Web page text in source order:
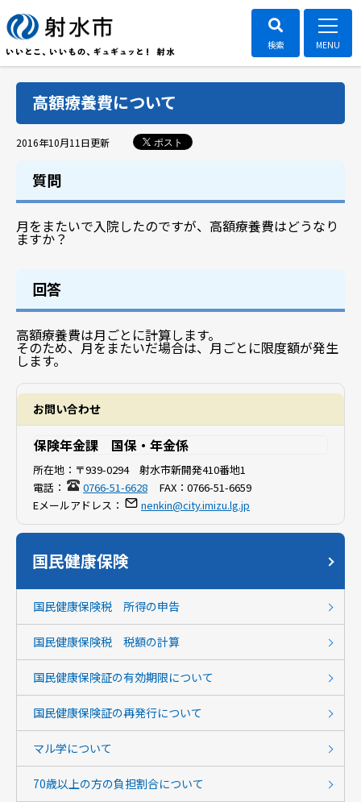
高額療養費について
2016年10月11日更新 ポスト
質問
月をまたいで入院したのですが、高額療養費はどうなり
ますか？
回答
高額療養費は月ごとに計算します。
そのため、月をまたいだ場合は、月ごとに限度額が発生
します。
お問い合わせ
保険年金課 国保・年金係
所在地： 〒939-0294 射水市新開発410番地1
電話：
0766-51-6628 FAX： 0766-51-6659
Eメールアドレス：
nenkin@city.imizu.lg.jp
国民健康保険
国民健康保険税 所得の申告
国民健康保険税 税額の計算
国民健康保険証の有効期限について
国民健康保険証の再発行について
マル学について
70歳以上の方の負担割合について